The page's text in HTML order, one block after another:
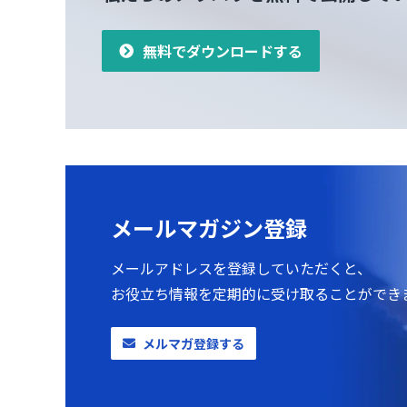
無料でダウンロードする
メールマガジン登録
メールアドレスを登録していただくと、
お役立ち情報を定期的に受け取ることができ
メルマガ登録する